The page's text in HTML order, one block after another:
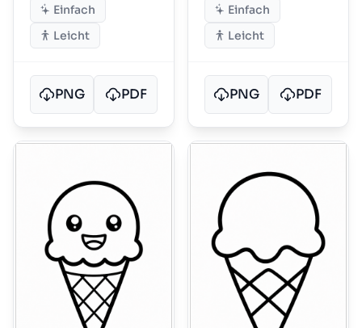
Einfach
Leicht
PNG PDF
Einfach
Leicht
PNG PDF